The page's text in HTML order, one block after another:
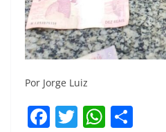
Por Jorge Luiz
F T W